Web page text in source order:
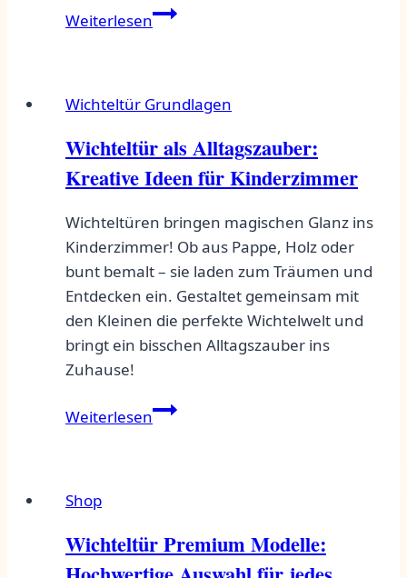
WeiterlesenWichteltür
Ideen
kreative
Bastelprojekte
Wichteltür Grundlagen
Wichteltür als Alltagszauber:
Kreative Ideen für Kinderzimmer
Wichteltüren bringen magischen Glanz ins
Kinderzimmer! Ob aus Pappe, Holz oder
bunt bemalt – sie laden zum Träumen und
Entdecken ein. Gestaltet gemeinsam mit
den Kleinen die perfekte Wichtelwelt und
bringt ein bisschen Alltagszauber ins
Zuhause!
WeiterlesenWichteltür
Kinderzimmer
Shop
Wichteltür Premium Modelle: